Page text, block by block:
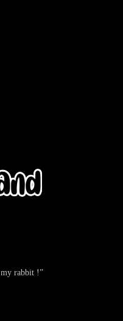
rabbit !”